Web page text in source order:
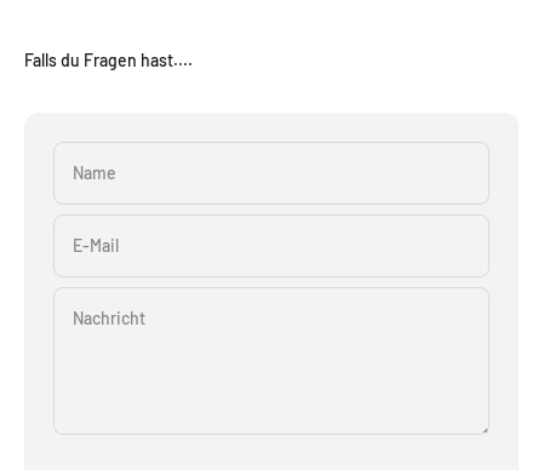
Falls du Fragen hast....
Name
E-Mail
Nachricht